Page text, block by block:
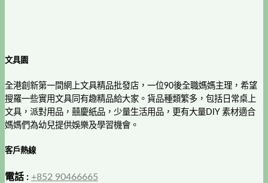
文具園
全港創新第一間網上文具精品批發店，一位90後全職媽媽主理，希望
搜羅一些實用文具同有趣精品給大家。貨品種類繁多，包括日常桌上
文具，派對用品，囍慶紙品，少量生活用品，更有大量DIY 素材適合
媽媽們為幼兒提供娛樂及學習機會。
客戶熱線
電話 : +852 90466665